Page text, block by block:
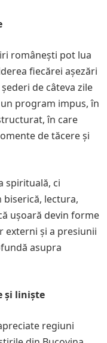
românești pot lua
fiecărei așezări
de câteva zile
program impus, în
în care
de tăcere și
spirituală, ci
lectura,
ușoară devin forme
externi și a presiunii
asupra
și liniște
regiuni